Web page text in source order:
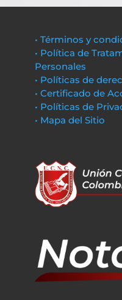
• Términos y
• Política de
Personales
• Políticas de
• Certificado de
• Políticas de
• Mapa del Sitio